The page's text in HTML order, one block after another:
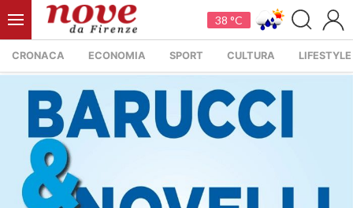
38 °C
CRONACA ECONOMIA SPORT CULTURA LIFESTYLE